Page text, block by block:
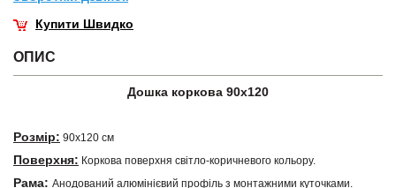
Купити Швидко
ОПИС
Дошка коркова 90х120
Розмір: 90х120 см
Поверхня: Коркова поверхня світло-коричневого кольору.
Рама: Анодований алюмінієвий профіль з монтажними куточками.